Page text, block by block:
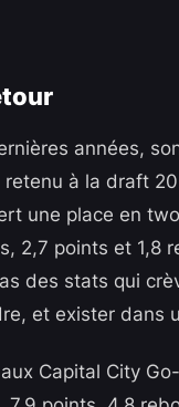
années,
retenu à la draft
une place en
2,7 points et 1,8
des stats qui
et exister dans
Capital City